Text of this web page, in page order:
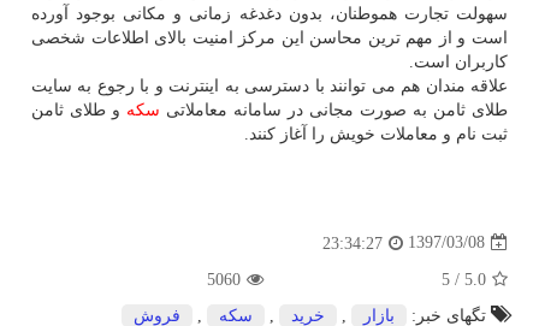
سهولت تجارت هموطنان، بدون دغدغه زمانی و مكانی بوجود آورده
است و از مهم ترین محاسن این مركز امنیت بالای اطلاعات شخصی
كاربران است.
علاقه مندان هم می توانند با دسترسی به اینترنت و با رجوع به سایت
طلای ثامن به صورت مجانی در سامانه معاملاتی سكه و طلای ثامن
ثبت نام و معاملات خویش را آغاز كنند.
1397/03/08
23:34:27
5.0
/
5
5060
تگهای خبر:
بازار خرید سكه فروش